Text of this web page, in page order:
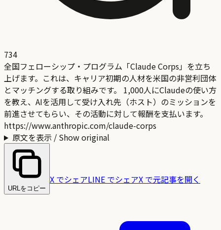
734
全国フェローシップ・プログラム「Claude Corps」を立ち
上げます。これは、キャリア初期の人材を米国の非営利団体
とマッチングする取り組みです。 1,000人にClaudeの使い方
を教え、AIを活用して受け入れ先（ホスト）のミッションを
前進させてもらい、その活動に対して報酬を支払います。
https://www.anthropic.com/claude-corps
原文を表示 / Show original
URLをコピー
X でシェアLINE でシェアX で元記事を開く